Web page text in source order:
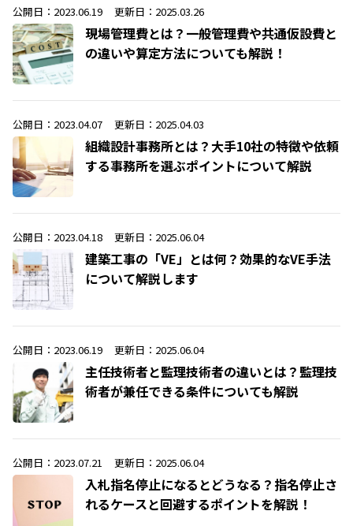
公開日：2023.06.19 更新日：2025.03.26
現場管理費とは？一般管理費や共通仮設費と
の違いや算定方法についても解説！
公開日：2023.04.07 更新日：2025.04.03
組織設計事務所とは？大手10社の特徴や依頼
する事務所を選ぶポイントについて解説
公開日：2023.04.18 更新日：2025.06.04
建築工事の「VE」とは何？効果的なVE手法
について解説します
公開日：2023.06.19 更新日：2025.06.04
主任技術者と監理技術者の違いとは？監理技
術者が兼任できる条件についても解説
公開日：2023.07.21 更新日：2025.06.04
入札指名停止になるとどうなる？指名停止さ
れるケースと回避するポイントを解説！